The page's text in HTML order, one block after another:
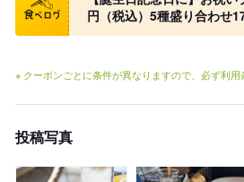
円（税込）5種盛り合わせ
※ クーポンごとに条件が異なりますので、必ず利用
投稿写真